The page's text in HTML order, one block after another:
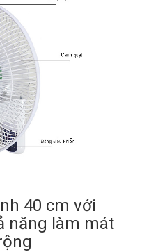
40 cm với
năng làm mát